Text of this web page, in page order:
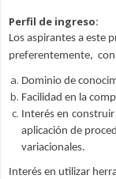
Perfil de ingreso:
Los aspirantes a este
preferentemente, con
Dominio de
Facilidad en la
Interés en
aplicación de
variacionales.
Interés en utilizar